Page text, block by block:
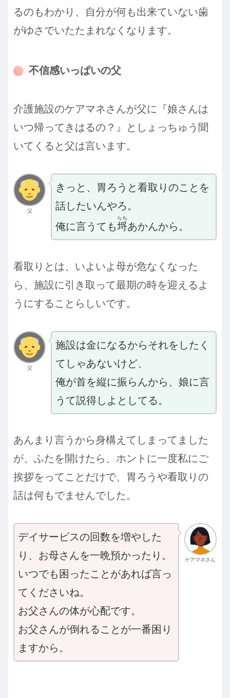
るのもわかり、自分が何も出来ていない歯
がゆさでいたたまれなくなります。
不信感いっぱいの父
介護施設のケアマネさんが父に『娘さんは
いつ帰ってきはるの？』としょっちゅう聞
いてくると父は言います。
父
きっと、胃ろうと看取りのことを
話したいんやろ。
俺に言うても埒
らち
あかんから。
看取りとは、いよいよ母が危なくなった
ら、施設に引き取って最期の時を迎えるよ
うにすることらしいです。
父
施設は金になるからそれをしたく
てしゃあないけど、
俺が首を縦に振らんから、娘に言
うて説得しよとしてる。
あんまり言うから身構えてしまってました
が、ふたを開けたら、ホントに一度私にご
挨拶をってことだけで、胃ろうや看取りの
話は何もでませんでした。
ケアマネさん
デイサービスの回数を増やした
り、お母さんを一晩預かったり。
いつでも困ったことがあれば言っ
てくださいね。
お父さんの体が心配です。
お父さんが倒れることが一番困り
ますから。